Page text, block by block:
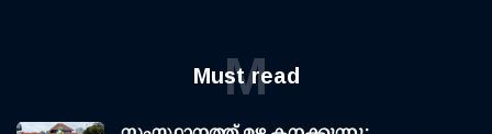
Must read
M